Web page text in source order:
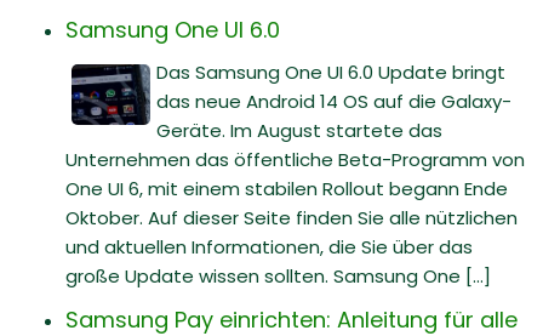
Samsung One UI 6.0
Das Samsung One UI 6.0 Update bringt
das neue Android 14 OS auf die Galaxy-
Geräte. Im August startete das
Unternehmen das öffentliche Beta-Programm von
One UI 6, mit einem stabilen Rollout begann Ende
Oktober. Auf dieser Seite finden Sie alle nützlichen
und aktuellen Informationen, die Sie über das
große Update wissen sollten. Samsung One [...]
Samsung Pay einrichten: Anleitung für alle